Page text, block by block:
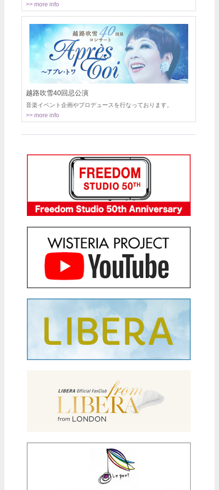
>> more info
越路吹雪40回忌公演
音楽イベント企画やプロデュースを行なっております。
>> more info